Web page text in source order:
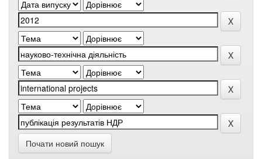
Почати новий пошук